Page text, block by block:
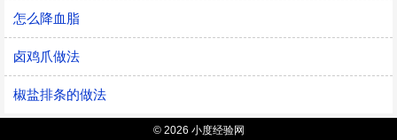
怎么降血脂
卤鸡爪做法
椒盐排条的做法
© 2026 小度经验网